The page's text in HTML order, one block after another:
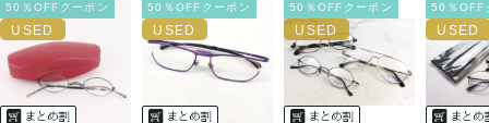
50％OFFクーポン 50％OFFクーポン 50％OFFクーポン 50％OFF